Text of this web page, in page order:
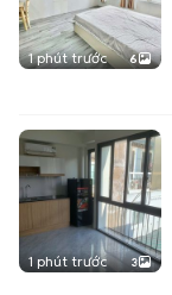
1 phút trước 6
1 phút trước 3